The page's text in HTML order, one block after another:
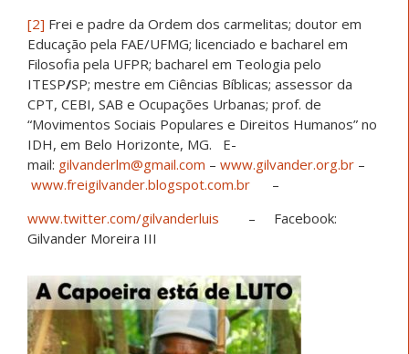
[2] Frei e padre da Ordem dos carmelitas; doutor em
Educação pela FAE/UFMG; licenciado e bacharel em
Filosofia pela UFPR; bacharel em Teologia pelo
ITESP/SP; mestre em Ciências Bíblicas; assessor da
CPT, CEBI, SAB e Ocupações Urbanas; prof. de
“Movimentos Sociais Populares e Direitos Humanos” no
IDH, em Belo Horizonte, MG. E-
mail: gilvanderlm@gmail.com – www.gilvander.org.br –
www.freigilvander.blogspot.com.br –
www.twitter.com/gilvanderluis – Facebook:
Gilvander Moreira III